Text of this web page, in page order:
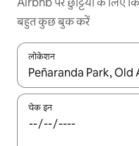
बहुत कुछ बुक करें
लोकेशन
नतीजों के उपलब्ध होने पर,
चेक इन